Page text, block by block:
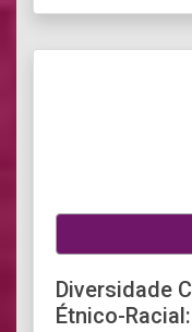
Diversidade
Étnico-